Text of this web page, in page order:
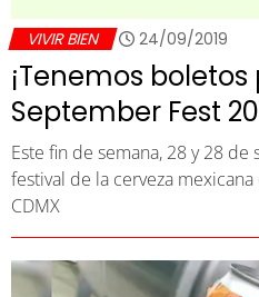
VIVIR BIEN 24/09/2019
¡Tenemos
September Fest
Este fin de semana, 28 y 28
festival de la cerveza
CDMX